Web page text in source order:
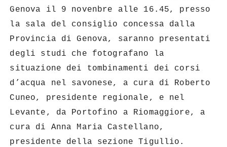
Genova il 9 novenbre alle 16.45, presso
la sala del consiglio concessa dalla
Provincia di Genova, saranno presentati
degli studi che fotografano la
situazione dei tombinamenti dei corsi
d’acqua nel savonese, a cura di Roberto
Cuneo, presidente regionale, e nel
Levante, da Portofino a Riomaggiore, a
cura di Anna Maria Castellano,
presidente della sezione Tigullio.